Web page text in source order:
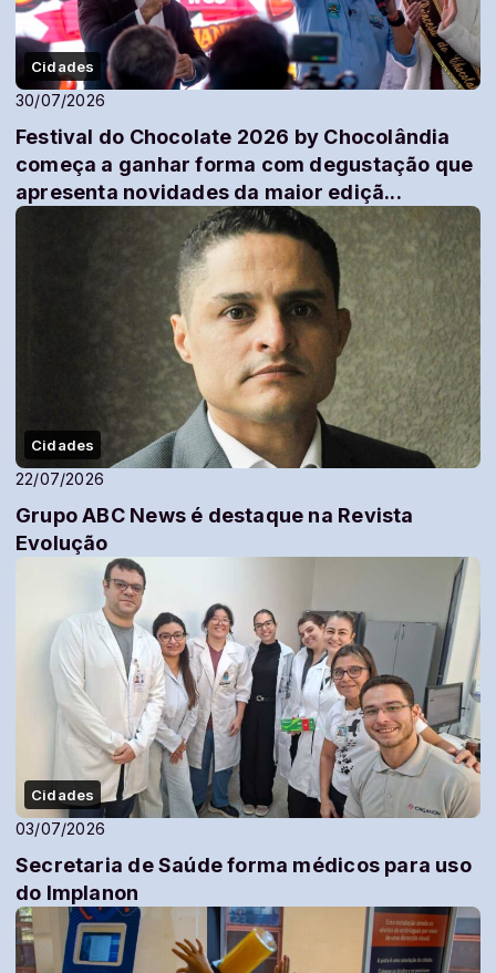
Cidades
30/07/2026
Festival do Chocolate 2026 by Chocolândia
começa a ganhar forma com degustação que
apresenta novidades da maior ediçã...
Cidades
22/07/2026
Grupo ABC News é destaque na Revista
Evolução
Cidades
03/07/2026
Secretaria de Saúde forma médicos para uso
do Implanon